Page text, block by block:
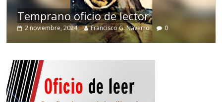
Temprano oficio de lector
2 noviembre, 2024 Francisco G. Navarro 0